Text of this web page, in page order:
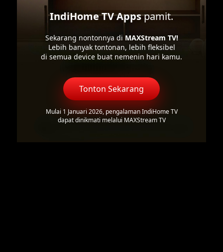
IndiHome TV Appspamit.
Sekarang nontonnya di MAXStream TV!
Lebih banyak tontonan, lebih fleksibel
di semua device buat nemenin hari kamu.
Tonton Sekarang
Mulai 1 Januari 2026, pengalaman IndiHome TV
dapat dinikmati melalui MAXStream TV